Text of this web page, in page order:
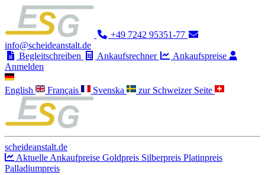
+49 7242 95351-77
info@scheideanstalt.de
Begleitschreiben
Ankaufsrechner
Ankaufspreise
Anmelden
English Français Svenska zur Schweizer Seite
scheideanstalt.de
Aktuelle Ankaufpreise Goldpreis Silberpreis Platinpreis
Palladiumpreis